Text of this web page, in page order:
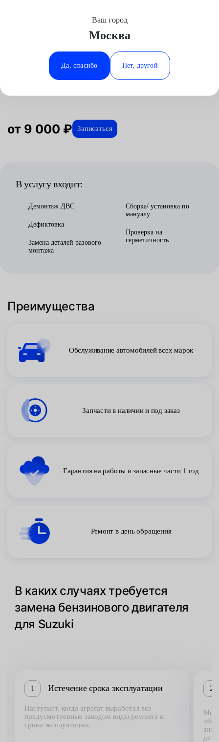
Минеральные Воды
Ростов-на-Дону
Ставрополь
Ваш город
Москва
Да, спасибо Нет, другой
ОтзывыАвтосервис
Замена бензинового двигателя для
Suzuki в Москве
от 9 000 ₽ Записаться
В услугу входит:
Демонтаж ДВС
Дефиктовка
Замена деталей разового
монтажа
Сборка/ установка по
мануалу
Проверка на
герметичность
Преимущества
Обслуживание автомобилей всех марок
Запчасти в наличии и под заказ
Гарантия на работы и запасные части 1 год
Ремонт в день обращения
В каких случаях требуется
замена бензинового двигателя
для Suzuki
1 Истечение срока эксплуатации
Наступает, когда агрегат выработал все
предусмотренные заводом виды ремонта и
сроки эксплуатации.
2